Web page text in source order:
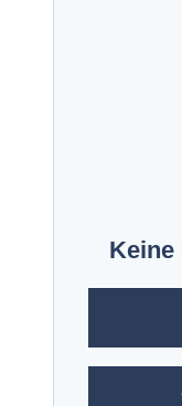
Keine